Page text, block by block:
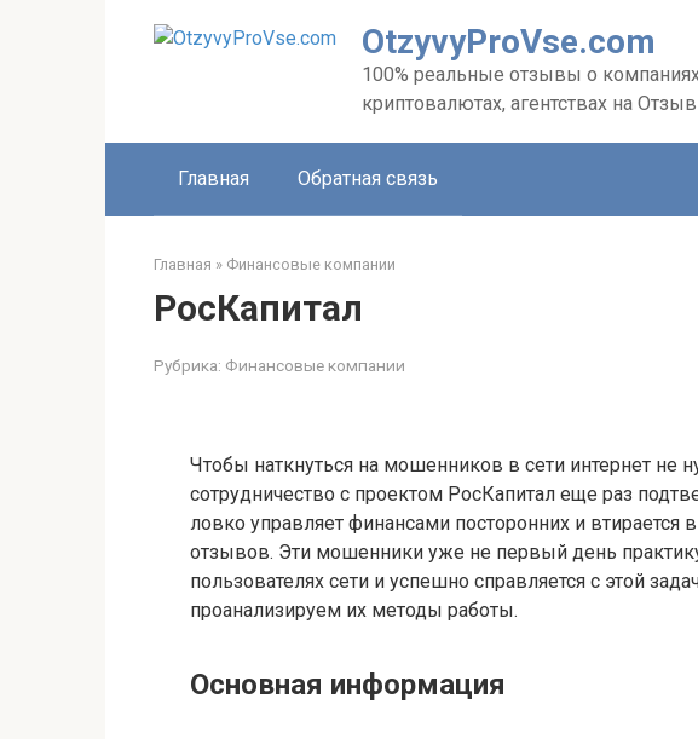
OtzyvyProVse.com
100% реальные отзывы о компаниях,
криптовалютах, агентствах на
Главная Обратная связь
Главная » Финансовые компании
РосКапитал
Рубрика: Финансовые компании
Чтобы наткнуться на мошенников в сети интернет не
сотрудничество с проектом РосКапитал еще раз
ловко управляет финансами посторонних и
отзывов. Эти мошенники уже не первый день
пользователях сети и успешно справляется с этой
проанализируем их методы работы.
Основная информация